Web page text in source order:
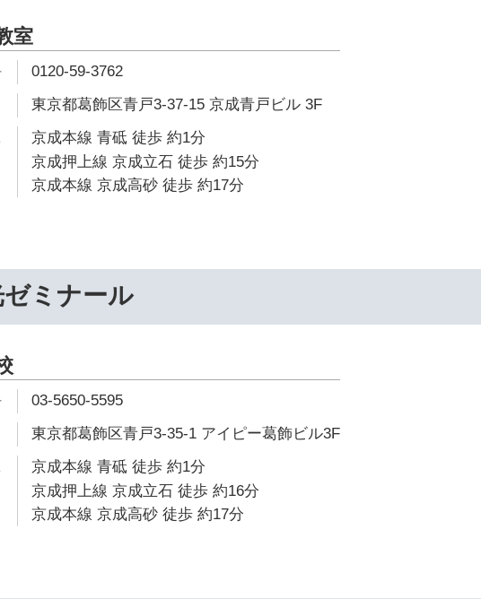
室
0120-59-3762
東京都葛飾区青戸3-37-15 京成青戸ビル 3F
京成本線 青砥 徒歩 約1分
京成押上線 京成立石 徒歩 約15分
京成本線 京成高砂 徒歩 約17分
ゼミナール
03-5650-5595
東京都葛飾区青戸3-35-1 アイピー葛飾ビル3F
京成本線 青砥 徒歩 約1分
京成押上線 京成立石 徒歩 約16分
京成本線 京成高砂 徒歩 約17分